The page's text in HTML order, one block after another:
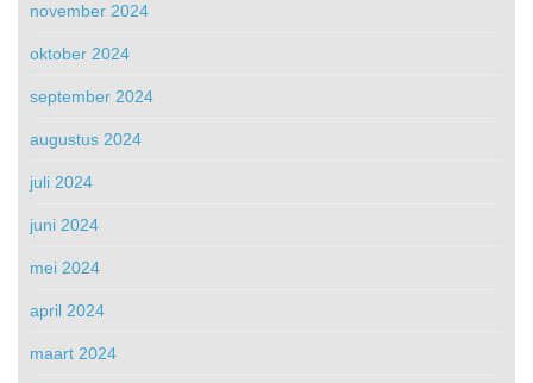
november 2024
oktober 2024
september 2024
augustus 2024
juli 2024
juni 2024
mei 2024
april 2024
maart 2024